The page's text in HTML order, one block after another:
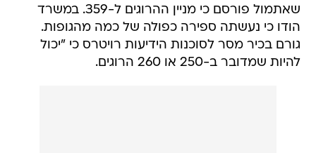
שאתמול פורסם כי מניין ההרוגים ל-359. במשרד
הודו כי נעשתה ספירה כפולה של כמה מהגופות.
גורם בכיר מסר לסוכנות הידיעות רויטרס כי "יכול
להיות שמדובר ב-250 או 260 הרוגים.